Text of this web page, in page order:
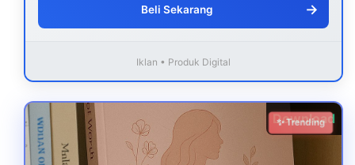
Beli Sekarang →
Iklan • Produk Digital
Download
✨ Trending